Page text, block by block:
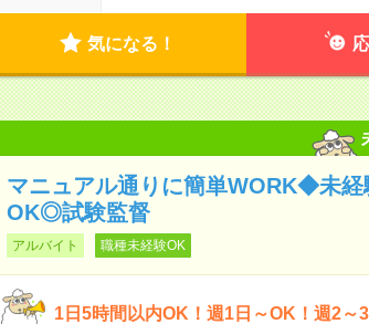
気になる！
マニュアル通りに簡単WORK◆未
OK◎試験監督
アルバイト 職種未経験OK
1日5時間以内OK！週1日～OK！週2～